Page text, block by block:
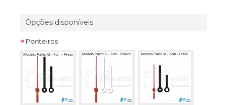
Opções disponíveis
Ponteiros